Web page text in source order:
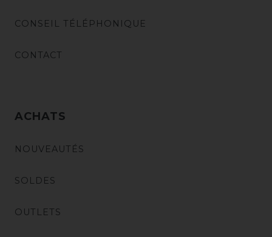
CONSEIL TÉLÉPHONIQUE
CONTACT
ACHATS
NOUVEAUTÉS
SOLDES
OUTLETS